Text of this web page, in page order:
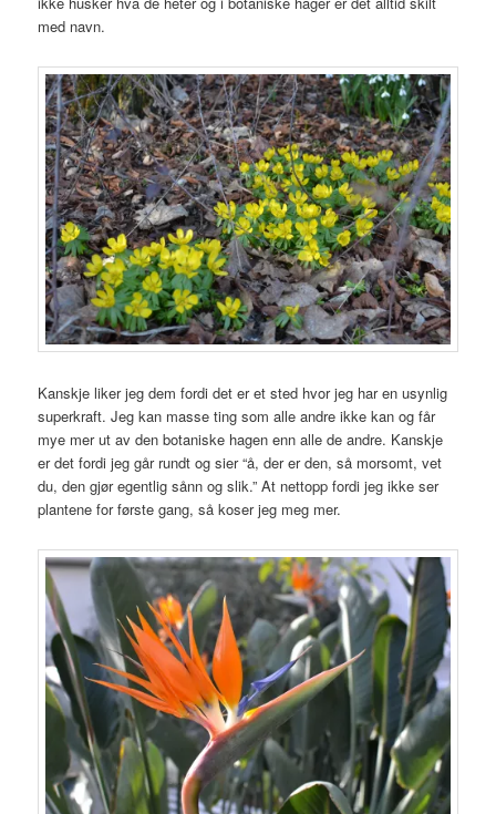
med navn.
Kanskje liker jeg dem fordi det er et sted hvor jeg har en usynlig
superkraft. Jeg kan masse ting som alle andre ikke kan og får
mye mer ut av den botaniske hagen enn alle de andre. Kanskje
er det fordi jeg går rundt og sier “å, der er den, så morsomt, vet
du, den gjør egentlig sånn og slik.” At nettopp fordi jeg ikke ser
plantene for første gang, så koser jeg meg mer.